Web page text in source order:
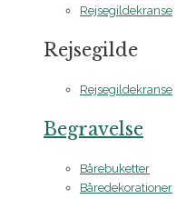
Rejsegildekranse
Rejsegilde
Rejsegildekranse
Begravelse
Bårebuketter
Båredekorationer